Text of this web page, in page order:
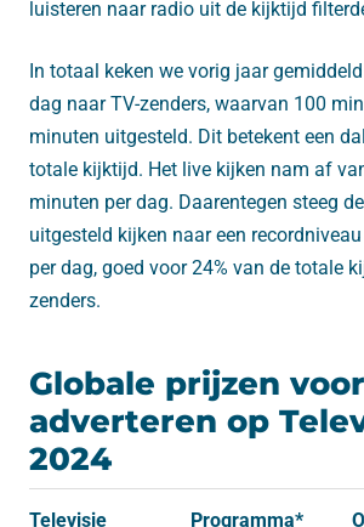
luisteren naar radio uit de kijktijd
In totaal keken we vorig jaar
dag naar TV-zenders, waarvan 100
minuten uitgesteld. Dit betekent een
totale kijktijd. Het live kijken nam af
minuten per dag. Daarentegen steeg
uitgesteld kijken naar een
per dag, goed voor 24% van de totale
zenders.
Globale prijzen
adverteren op
2024
Televisie Programma*